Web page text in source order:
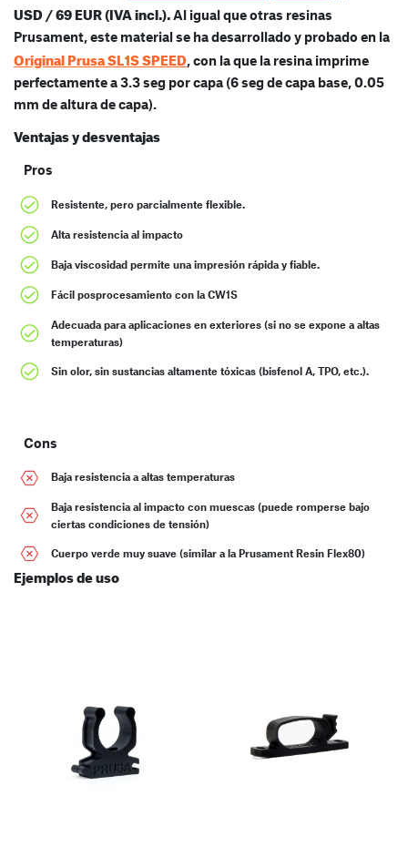
USD / 69 EUR (IVA incl.).Al igual que otras resinas
Prusament, este material se ha desarrollado y probado en la
Original Prusa SL1S SPEED, con la que la resina imprime
perfectamente a 3.3 seg por capa (6 seg de capa base, 0.05
mm de altura de capa).
Ventajas y desventajas
Pros
Resistente, pero parcialmente flexible.
Alta resistencia al impacto
Baja viscosidad permite una impresión rápida y fiable.
Fácil posprocesamiento con la CW1S
Adecuada para aplicaciones en exteriores (si no se expone a altas
temperaturas)
Sin olor, sin sustancias altamente tóxicas (bisfenol A, TPO, etc.).
Cons
Baja resistencia a altas temperaturas
Baja resistencia al impacto con muescas (puede romperse bajo
ciertas condiciones de tensión)
Cuerpo verde muy suave (similar a la Prusament Resin Flex80)
Ejemplos de uso